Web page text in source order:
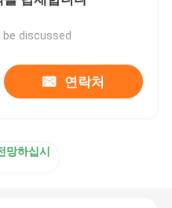
be discussed
연락처
망하십시